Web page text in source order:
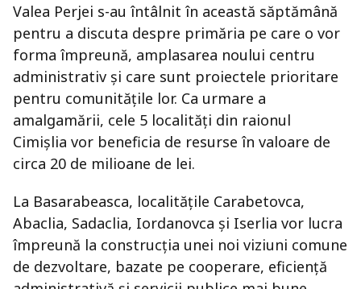
Valea Perjei s-au întâlnit în această săptămână
pentru a discuta despre primăria pe care o vor
forma împreună, amplasarea noului centru
administrativ și care sunt proiectele prioritare
pentru comunitățile lor. Ca urmare a
amalgamării, cele 5 localități din raionul
Cimișlia vor beneficia de resurse în valoare de
circa 20 de milioane de lei.
La Basarabeasca, localitățile Carabetovca,
Abaclia, Sadaclia, Iordanovca și Iserlia vor lucra
împreună la construcția unei noi viziuni comune
de dezvoltare, bazate pe cooperare, eficiență